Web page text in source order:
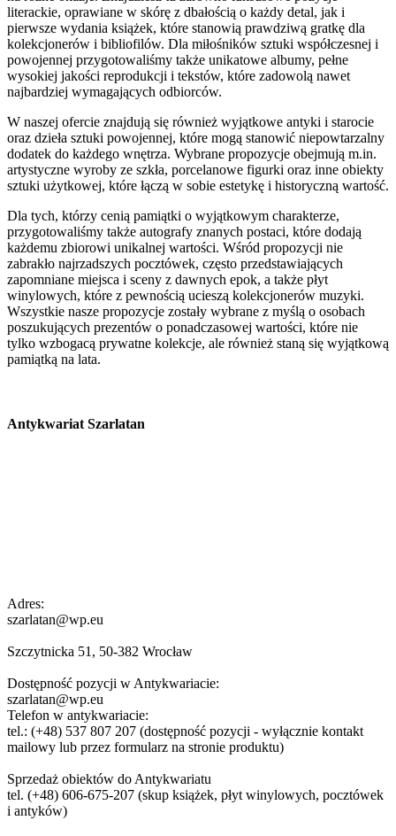
literackie, oprawiane w skórę z dbałością o każdy detal, jak i
pierwsze wydania książek, które stanowią prawdziwą gratkę dla
kolekcjonerów i bibliofilów. Dla miłośników sztuki współczesnej i
powojennej przygotowaliśmy także unikatowe albumy, pełne
wysokiej jakości reprodukcji i tekstów, które zadowolą nawet
najbardziej wymagających odbiorców.
W naszej ofercie znajdują się również wyjątkowe antyki i starocie
oraz dzieła sztuki powojennej, które mogą stanowić niepowtarzalny
dodatek do każdego wnętrza. Wybrane propozycje obejmują m.in.
artystyczne wyroby ze szkła, porcelanowe figurki oraz inne obiekty
sztuki użytkowej, które łączą w sobie estetykę i historyczną wartość.
Dla tych, którzy cenią pamiątki o wyjątkowym charakterze,
przygotowaliśmy także autografy znanych postaci, które dodają
każdemu zbiorowi unikalnej wartości. Wśród propozycji nie
zabrakło najrzadszych pocztówek, często przedstawiających
zapomniane miejsca i sceny z dawnych epok, a także płyt
winylowych, które z pewnością ucieszą kolekcjonerów muzyki.
Wszystkie nasze propozycje zostały wybrane z myślą o osobach
poszukujących prezentów o ponadczasowej wartości, które nie
tylko wzbogacą prywatne kolekcje, ale również staną się wyjątkową
pamiątką na lata.
Antykwariat Szarlatan
Adres:
szarlatan@wp.eu
Szczytnicka 51, 50-382 Wrocław
Dostępność pozycji w Antykwariacie:
szarlatan@wp.eu
Telefon w antykwariacie:
tel.: (+48) 537 807 207 (dostępność pozycji - wyłącznie kontakt
mailowy lub przez formularz na stronie produktu)
Sprzedaż obiektów do Antykwariatu
tel. (+48) 606-675-207 (skup książek, płyt winylowych, pocztówek
i antyków)